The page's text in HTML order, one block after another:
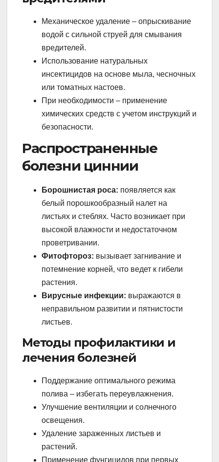
Механическое удаление – опрыскивание
водой с сильной струей для смывания
вредителей.
Использование натуральных
инсектицидов на основе мыла, чесночных
или томатных настоев.
При необходимости – применение
химических средств с учетом инструкций и
безопасности.
Распространенные
болезни циннии
Борошнистая роса: появляется как
белый порошкообразный налет на
листьях и стеблях. Часто возникает при
высокой влажности и недостаточном
проветривании.
Фитофтороз: вызывает загнивание и
потемнение корней, что ведет к гибели
растения.
Вирусные инфекции: выражаются в
неправильном развитии и пятнистости
листьев.
Методы профилактики и
лечения болезней
Поддержание оптимального режима
полива – избегать переувлажнения.
Улучшение вентиляции и солнечного
освещения.
Удаление зараженных листьев и
растений.
Применение фунгицидов при первых